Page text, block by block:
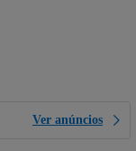
Ver anúncios